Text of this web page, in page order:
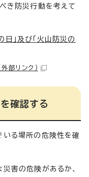
き防災行動を考えて
日」及び「火山防災の
外部リンク）
確認する
いる場所の危険性を確
害の危険があるか、